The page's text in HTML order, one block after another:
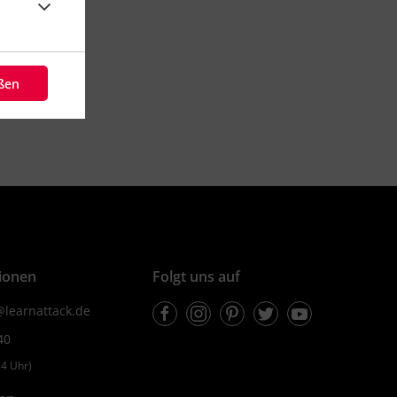
Uhr)
Folgt uns auf
FacebookInstagramPinterestTwitterYoutube